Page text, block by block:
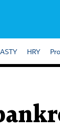
HRY